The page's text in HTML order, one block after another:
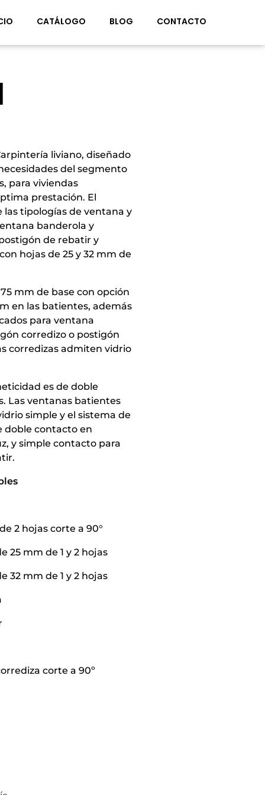
CATÁLOGO BLOG CONTACTO
liviano, diseñado
del segmento
para viviendas
prestación. El
las tipologías de ventana y
banderola y
de rebatir y
hojas de 25 y 32 mm de
mm de base con opción
en las batientes, además
para ventana
corredizo o postigón
corredizas admiten vidrio
es de doble
Las ventanas batientes
simple y el sistema de
doble contacto en
y simple contacto para
2 hojas corte a 90°
25 mm de 1 y 2 hojas
32 mm de 1 y 2 hojas
corte a 90º